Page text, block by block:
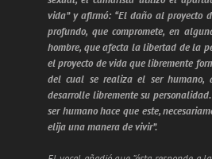
vida” y afirmó: “El daño al proyecto
profundo, que compromete, en
hombre, que afecta la libertad de la
el proyecto de vida que libremente
del cual se realiza el ser humano,
desarrolle libremente su
ser humano hace que este,
elija una manera de vivir”.